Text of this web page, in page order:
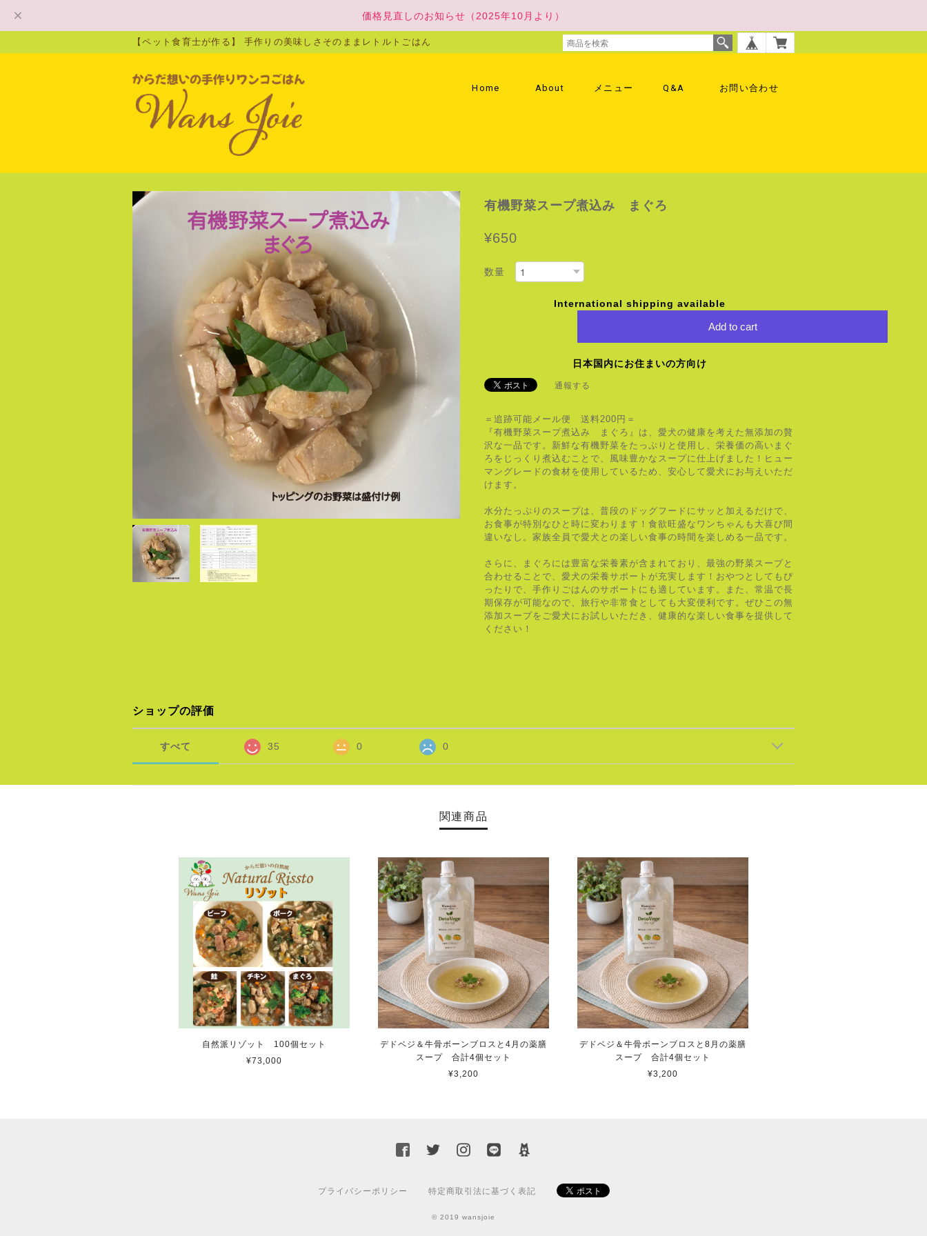
価格見直しのお知らせ（2025年10月より）
【ペット食育士が作る】 手作りの美味しさそのままレトルトごはん
Home About メニュー Q&A お問い合わせ
有機野菜スープ煮込み まぐろ
¥650
数量
International shipping available
Add to cart
日本国内にお住まいの方向け
通報する
＝追跡可能メール便 送料200円＝
『有機野菜スープ煮込み まぐろ』は、愛犬の健康を考えた無添加の贅
沢な一品です。新鮮な有機野菜をたっぷりと使用し、栄養価の高いまぐ
ろをじっくり煮込むことで、風味豊かなスープに仕上げました！ヒュー
マングレードの食材を使用しているため、安心して愛犬にお与えいただ
けます。
水分たっぷりのスープは、普段のドッグフードにサッと加えるだけで、
お食事が特別なひと時に変わります！食欲旺盛なワンちゃんも大喜び間
違いなし。家族全員で愛犬との楽しい食事の時間を楽しめる一品です。
さらに、まぐろには豊富な栄養素が含まれており、最強の野菜スープと
合わせることで、愛犬の栄養サポートが充実します！おやつとしてもぴ
ったりで、手作りごはんのサポートにも適しています。また、常温で長
期保存が可能なので、旅行や非常食としても大変便利です。ぜひこの無
添加スープをご愛犬にお試しいただき、健康的な楽しい食事を提供して
ください！
ショップの評価
すべて 35 0 0
関連商品
自然派リゾット 100個セット
¥73,000
デドベジ＆牛骨ボーンブロスと4月の薬膳
スープ 合計4個セット
¥3,200
デドベジ＆牛骨ボーンブロスと8月の薬膳
スープ 合計4個セット
¥3,200
プライバシーポリシー 特定商取引法に基づく表記
© 2019 wansjoie